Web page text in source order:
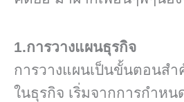
1.การวางแผนธุรกิจ
การวางแผนเป็นขั้นตอนส
ในธุรกิจ เริ่มจากการกำหน